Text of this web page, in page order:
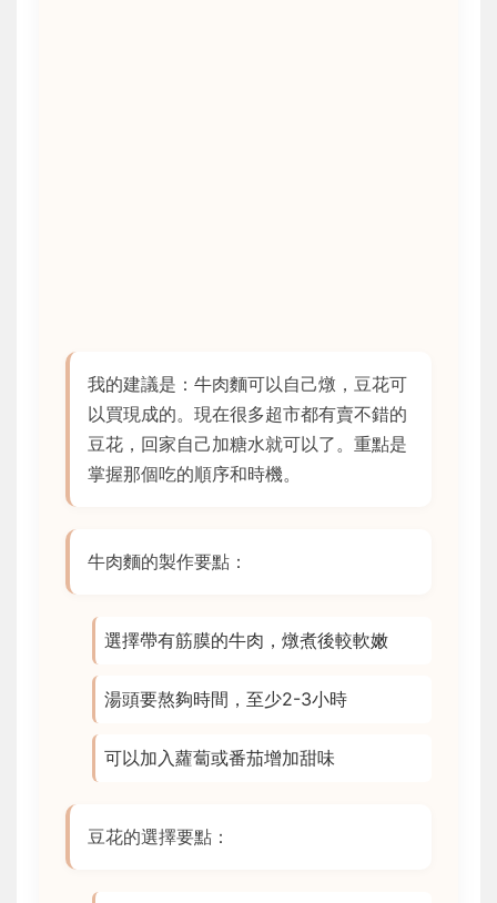
我的建議是：牛肉麵可以自己燉，豆花可
以買現成的。現在很多超市都有賣不錯的
豆花，回家自己加糖水就可以了。重點是
掌握那個吃的順序和時機。
牛肉麵的製作要點：
選擇帶有筋膜的牛肉，燉煮後較軟嫩
湯頭要熬夠時間，至少2-3小時
可以加入蘿蔔或番茄增加甜味
豆花的選擇要點：